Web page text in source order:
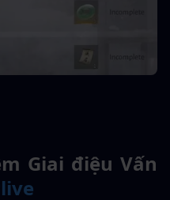
Giai điệu Vấn